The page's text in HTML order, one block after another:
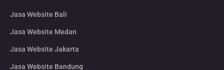
Jasa Website Bali
Jasa Website Medan
Jasa Website Jakarta
Jasa Website Bandung